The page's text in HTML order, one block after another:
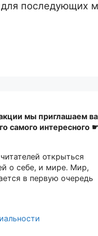
для последующих
мы приглашаем
самого интересного ☛
открыться
о себе, и мире. Мир,
в первую очередь